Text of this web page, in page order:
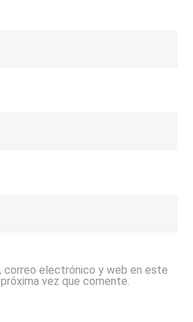
correo electrónico y web en este
vez que comente.